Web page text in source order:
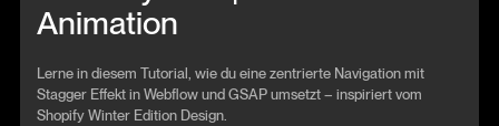
Animation
Lerne in diesem Tutorial, wie du eine zentrierte Navigation mit
Stagger Effekt in Webflow und GSAP umsetzt – inspiriert vom
Shopify Winter Edition Design.